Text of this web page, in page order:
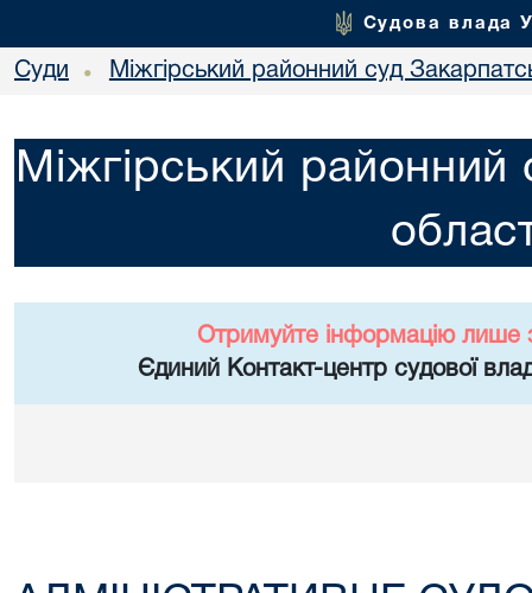
Судова влада
Суди • Міжгірський районний суд
Міжгірський районний
Отримуйте інформацію лише
Єдиний Контакт-центр судової